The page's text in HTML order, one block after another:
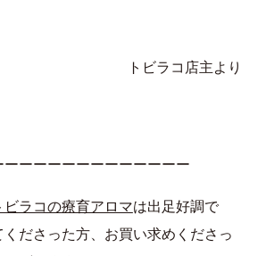
トビラコ店主より
ーーーーーーーーーーーー
ビラコの療育アロマは出足好調で
ださった方、お買い求めくださっ